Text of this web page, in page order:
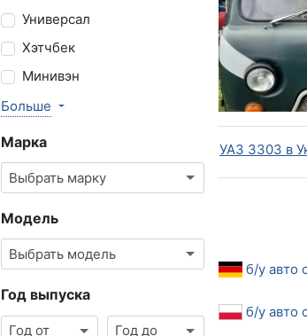
Универсал
Хэтчбек
Минивэн
Больше
Марка
Выбрать марку
Модель
Выбрать модель
Год выпуска
Год от Год до
УАЗ 3303 в
б/у авто
б/у авто